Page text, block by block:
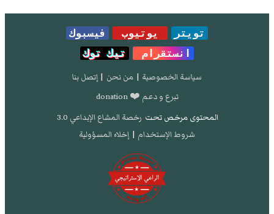
تويتر يوتيوب
فيسبوك
انستقرام
تيك توك
سياسة الخصوصية | من نحن | إتصل بنا
تبرع و دعم ❤️ donation
المحتوى مرخص تحت رخصة المشاع الإبداعي 3.0
شروط الإستخدام | إخلاء المسؤولية